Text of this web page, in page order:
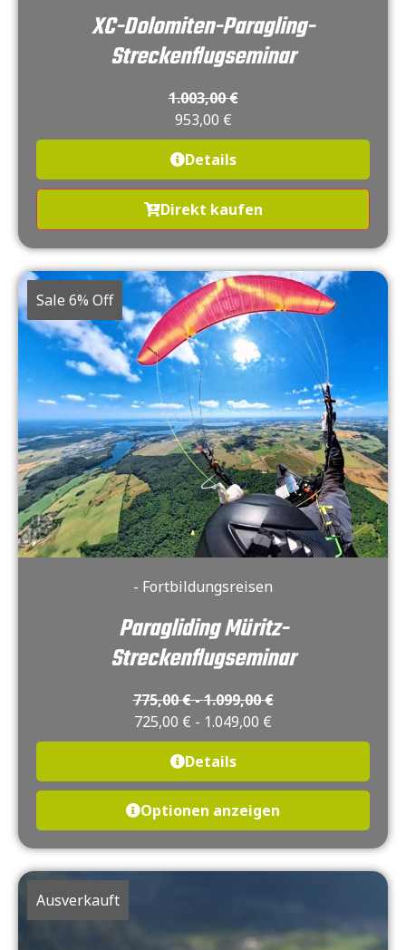
XC-Dolomiten-Paragling-
Streckenflugseminar
1.003,00€
953,00 €
Details
Direkt kaufen
Sale 6% Off
- Fortbildungsreisen
Paragliding Müritz-
Streckenflugseminar
775,00€-1.099,00€
725,00 € - 1.049,00 €
Details
Optionen anzeigen
Ausverkauft